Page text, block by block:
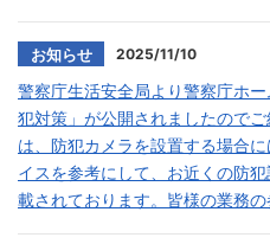
2025/11/10
お知らせ
警察庁生活安全局より警察庁ホ
犯対策」が公開されましたので
は、防犯カメラを設置する場合
イスを参考にして、お近くの防
載されております。皆様の業務の